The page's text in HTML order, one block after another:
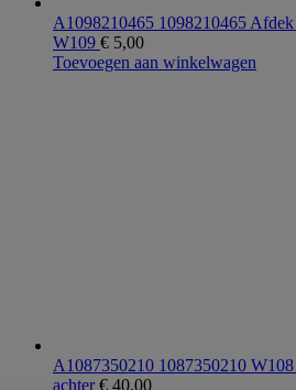
A1098210465 1098210465
W109 € 5,00
Toevoegen aan winkelwagen
A1087350210 1087350210
achter€ 40,00